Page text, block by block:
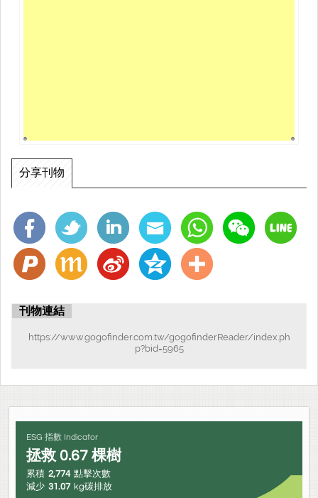
分享刊物
刊物連結
https://www.gogofinder.com.tw/gogofinderReader/index.ph
p?bid=5965
ESG 指數 Indicator
拯救 0.67 棵樹
累積 2,774 點擊次數
減少 31.07 kg碳排放